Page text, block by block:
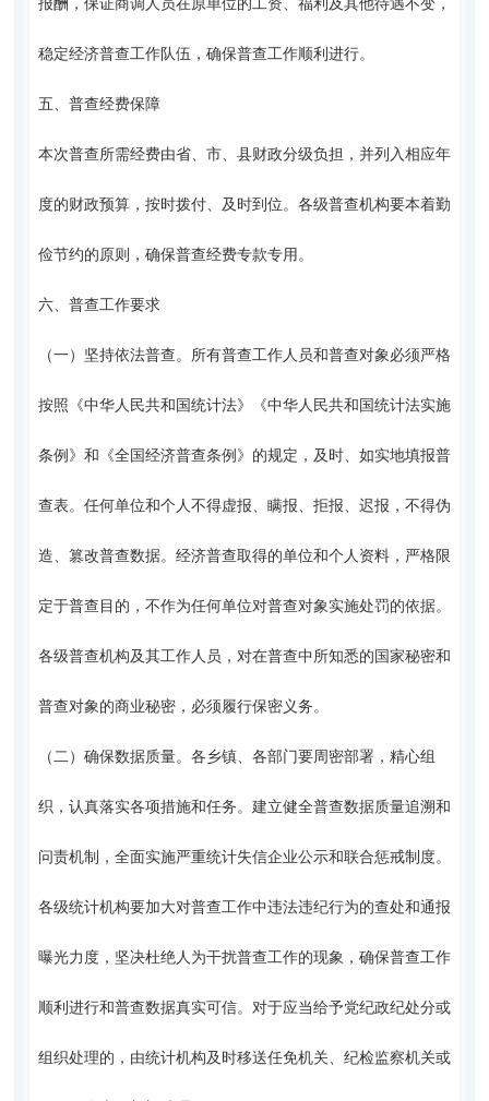
报酬，保证商调人员在原单位的工资、福利及其他待遇不变，
稳定经济普查工作队伍，确保普查工作顺利进行。
五、普查经费保障
本次普查所需经费由省、市、县财政分级负担，并列入相应年
度的财政预算，按时拨付、及时到位。各级普查机构要本着勤
俭节约的原则，确保普查经费专款专用。
六、普查工作要求
（一）坚持依法普查。所有普查工作人员和普查对象必须严格
按照《中华人民共和国统计法》《中华人民共和国统计法实施
条例》和《全国经济普查条例》的规定，及时、如实地填报普
查表。任何单位和个人不得虚报、瞒报、拒报、迟报，不得伪
造、篡改普查数据。经济普查取得的单位和个人资料，严格限
定于普查目的，不作为任何单位对普查对象实施处罚的依据。
各级普查机构及其工作人员，对在普查中所知悉的国家秘密和
普查对象的商业秘密，必须履行保密义务。
（二）确保数据质量。各乡镇、各部门要周密部署，精心组
织，认真落实各项措施和任务。建立健全普查数据质量追溯和
问责机制，全面实施严重统计失信企业公示和联合惩戒制度。
各级统计机构要加大对普查工作中违法违纪行为的查处和通报
曝光力度，坚决杜绝人为干扰普查工作的现象，确保普查工作
顺利进行和普查数据真实可信。对于应当给予党纪政纪处分或
组织处理的，由统计机构及时移送任免机关、纪检监察机关或